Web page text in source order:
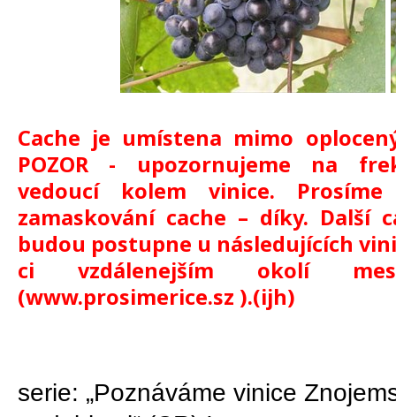
Cache je umístena mimo
POZOR - upozornujeme na
vedoucí kolem vinice.
zamaskování cache – díky. Další
budou postupne u následujících
ci vzdálenejším okolí
(www.prosimerice.sz ).(ijh)
serie: „Poznáváme vinice